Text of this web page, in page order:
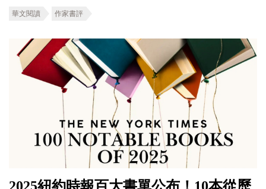
華文閱讀 作家書評
2025紐約時報百大書單公布！10本從歷